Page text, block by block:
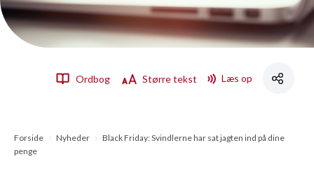
Ordbog Større tekst Læs op
Forside Nyheder
Black Friday: Svindlerne har sat jagten ind på dine
penge